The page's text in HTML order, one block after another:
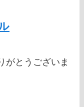
がとうございま